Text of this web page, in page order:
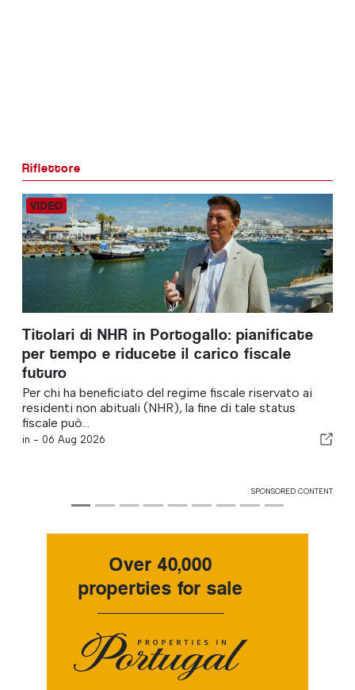
Riflettore
Titolari di NHR in Portogallo: pianificate
per tempo e riducete il carico fiscale
futuro
Per chi ha beneficiato del regime fiscale riservato ai
residenti non abituali (NHR), la fine di tale status
fiscale può...
in - 06 Aug 2026
SPONSORED CONTENT
Over 40,000
properties for sale